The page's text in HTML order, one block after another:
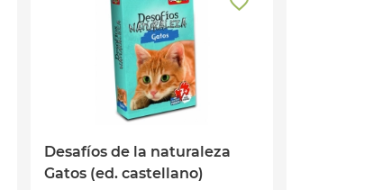
Desafíos de la naturaleza
Gatos (ed. castellano)